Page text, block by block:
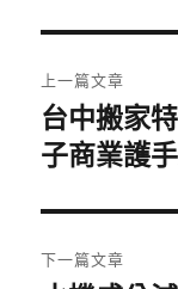
章
導
覽
上一篇文章
上
一
文
章:
台中搬家
子商業護
下一篇文章